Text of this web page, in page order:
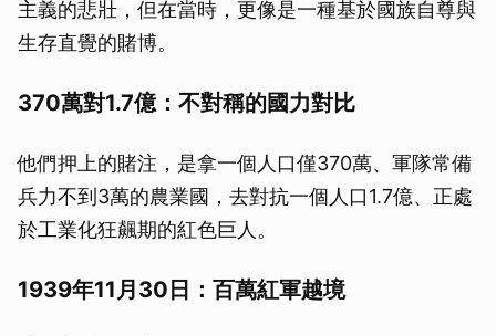
主義的悲壯，但在當時，更像是一種基於國族自尊與
生存直覺的賭博。
370萬對1.7億：不對稱的國力對比
他們押上的賭注，是拿一個人口僅370萬、軍隊常備
兵力不到3萬的農業國，去對抗一個人口1.7億、正處
於工業化狂飆期的紅色巨人。
1939年11月30日：百萬紅軍越境